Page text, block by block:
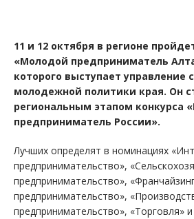
11 и 12 октября в регионе
«Молодой предприниматель
которого выступает управление
молодежной политики края. Он
региональным этапом конкурса
предприниматель России».
Лучших определят в номинациях
предпринимательство»,
предпринимательство»,
предпринимательство»,
предпринимательство», «Торговля» и